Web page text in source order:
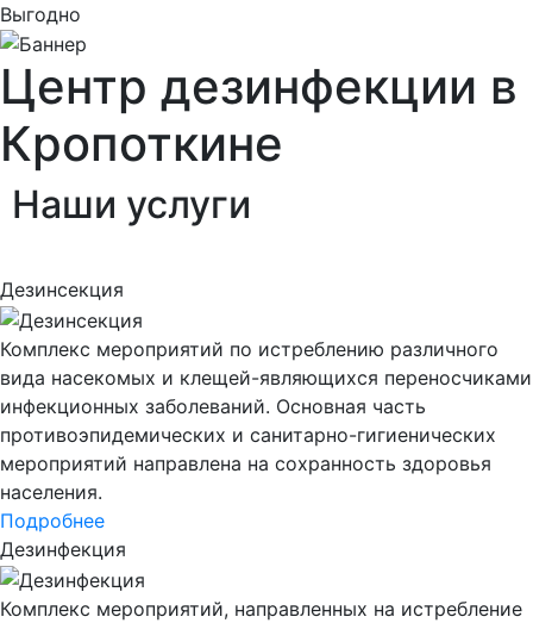
Выгодно
Центр дезинфекции в
Кропоткине
Наши услуги
Дезинсекция
Комплекс мероприятий по истреблению различного
вида насекомых и клещей-являющихся переносчиками
инфекционных заболеваний. Основная часть
противоэпидемических и санитарно-гигиенических
мероприятий направлена на сохранность здоровья
населения.
Подробнее
Дезинфекция
Комплекс мероприятий, направленных на истребление